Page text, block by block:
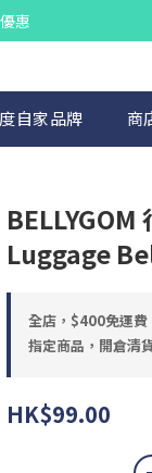
惠
自家品牌 商
Luggage
全店，$400免運費
指定商品，開倉清
HK$99.00